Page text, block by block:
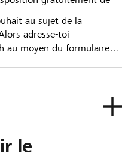
au sujet de la
adresse-toi
au moyen du formulaire
le